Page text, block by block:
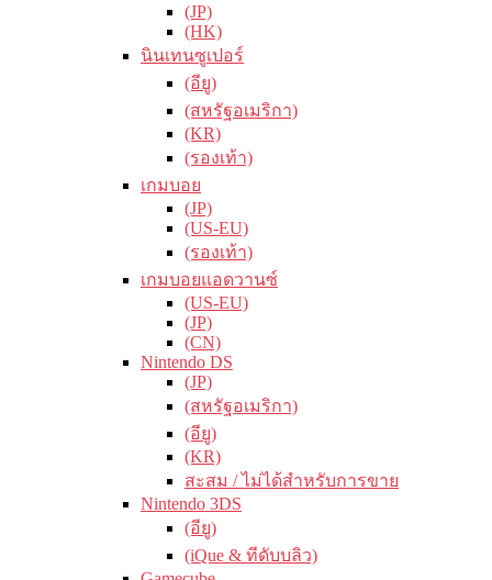
(JP)
(HK)
นินเทนซูเปอร์
(อียู)
(สหรัฐอเมริกา)
(KR)
(รองเท้า)
เกมบอย
(JP)
(US-EU)
(รองเท้า)
เกมบอยแอดวานซ์
(US-EU)
(JP)
(CN)
Nintendo DS
(JP)
(สหรัฐอเมริกา)
(อียู)
(KR)
สะสม / ไม่ได้สำหรับการขาย
Nintendo 3DS
(อียู)
(iQue & ทีดับบลิว)